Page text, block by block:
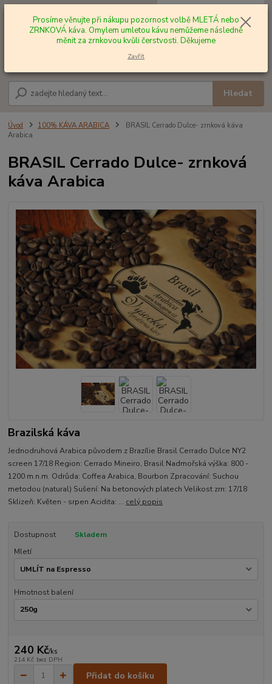
Hledat
+420 602 577 209 za0,00 Kč
Úvod 100% KÁVA ARABICA
BRASIL Cerrado Dulce- zrnková káva
Arabica
BRASIL Cerrado Dulce- zrnková
káva Arabica
Brazilská káva
Jednodruhová Arabica původem z Brazílie Brasil Cerrado Dulce NY2
screen 17/18 Region: Cerrado Mineiro, Brasil Nadmořská výška: 800 -
1200 m.n.m. Odrůda: Coffea Arabica, Bourbon Zpracování: Suchou
metodou (natural) Sušení: Na betonových platech Velikost zrn: 17/18
Sklizeň: Květen - srpen Acidita: ... celý popis
Dostupnost
Skladem
Mletí
Hmotnost balení
240 Kč/ks
214 Kč bez DPH
Přidat do košíku
Prosíme věnujte při nákupu pozornost volbě MLETÁ nebo
ZRNKOVÁ káva. Omylem umletou kávu nemůžeme následně
měnit za zrnkovou kvůli čerstvosti. Děkujeme
Zavřít